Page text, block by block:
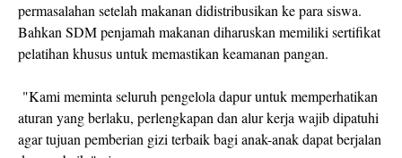
permasalahan setelah makanan didistribusikan ke para siswa.
Bahkan SDM penjamah makanan diharuskan memiliki sertifikat
pelatihan khusus untuk memastikan keamanan pangan.
"Kami meminta seluruh pengelola dapur untuk memperhatikan
aturan yang berlaku, perlengkapan dan alur kerja wajib dipatuhi
agar tujuan pemberian gizi terbaik bagi anak-anak dapat berjalan